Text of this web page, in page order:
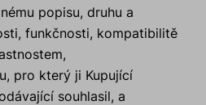
popisu, druhu a
funkčnosti, kompatibilitě
pro který ji Kupující
souhlasil, a